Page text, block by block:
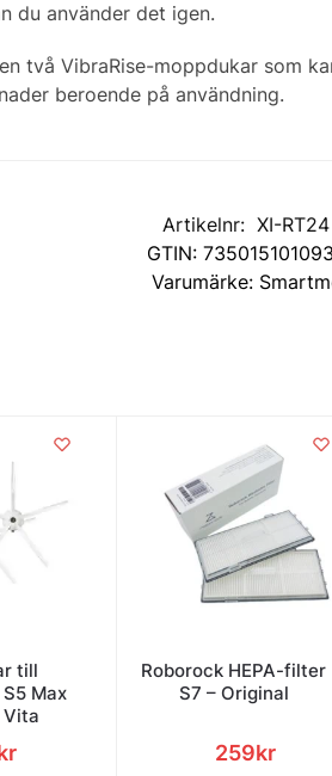
du använder det igen.
två VibraRise-moppdukar som
beroende på användning.
Artikelnr: XI-RT24
GTIN:
Varumärke:
till
Max
Vita
Roborock HEPA-filter
S7 – Original
259kr